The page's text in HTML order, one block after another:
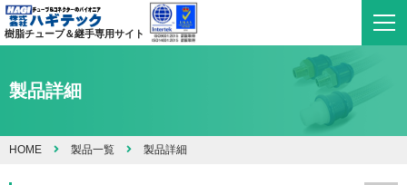
樹脂チューブ＆継手専用サイト
製品詳細
HOME 製品一覧 製品詳細